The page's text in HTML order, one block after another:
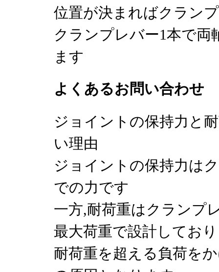
位置が決まればクラン
クランプレバー1本で
ます
よくあるお問い合わせ
ジョイントの保持力と
い理由
ジョイントの保持力は
での力です
一方,耐荷重はクランプ
最大荷重で設計してお
耐荷重を超える負荷を